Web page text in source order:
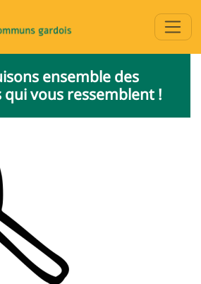
ensemble des
vous ressemblent !